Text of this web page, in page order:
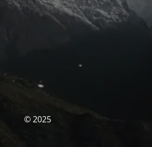
© 2025